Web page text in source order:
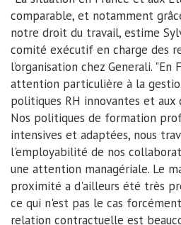
comparable, et notamment
notre droit du travail, estime
comité exécutif en charge des
l’organisation chez Generali.
attention particulière à la
politiques RH innovantes et aux
Nos politiques de formation
intensives et adaptées, nous
l'employabilité de nos
une attention managériale. Le
proximité a d'ailleurs été très
ce qui n'est pas le cas
relation contractuelle est